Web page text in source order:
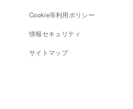
Cookie等利用ポリシー
情報セキュリティ
サイトマップ